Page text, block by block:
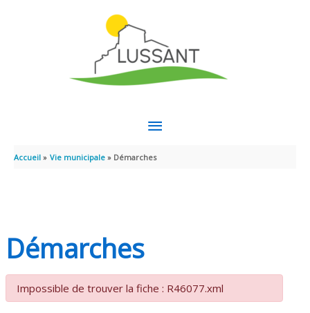
MENU
PRINCIPAL
Accueil Vie municipale Démarches
Démarches
Impossible de trouver la fiche : R46077.xml